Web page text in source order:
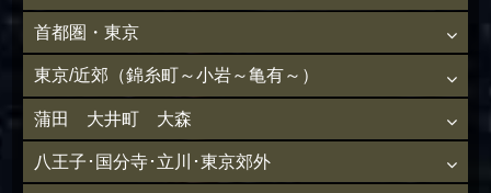
首都圏・東京
東京/近郊（錦糸町～小岩～亀有～）
蒲田 大井町 大森
八王子･国分寺･立川･東京郊外